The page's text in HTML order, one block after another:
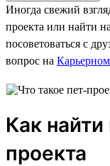
Иногда свежий
проекта или найти
посоветоваться с
вопрос на
Как
проекта